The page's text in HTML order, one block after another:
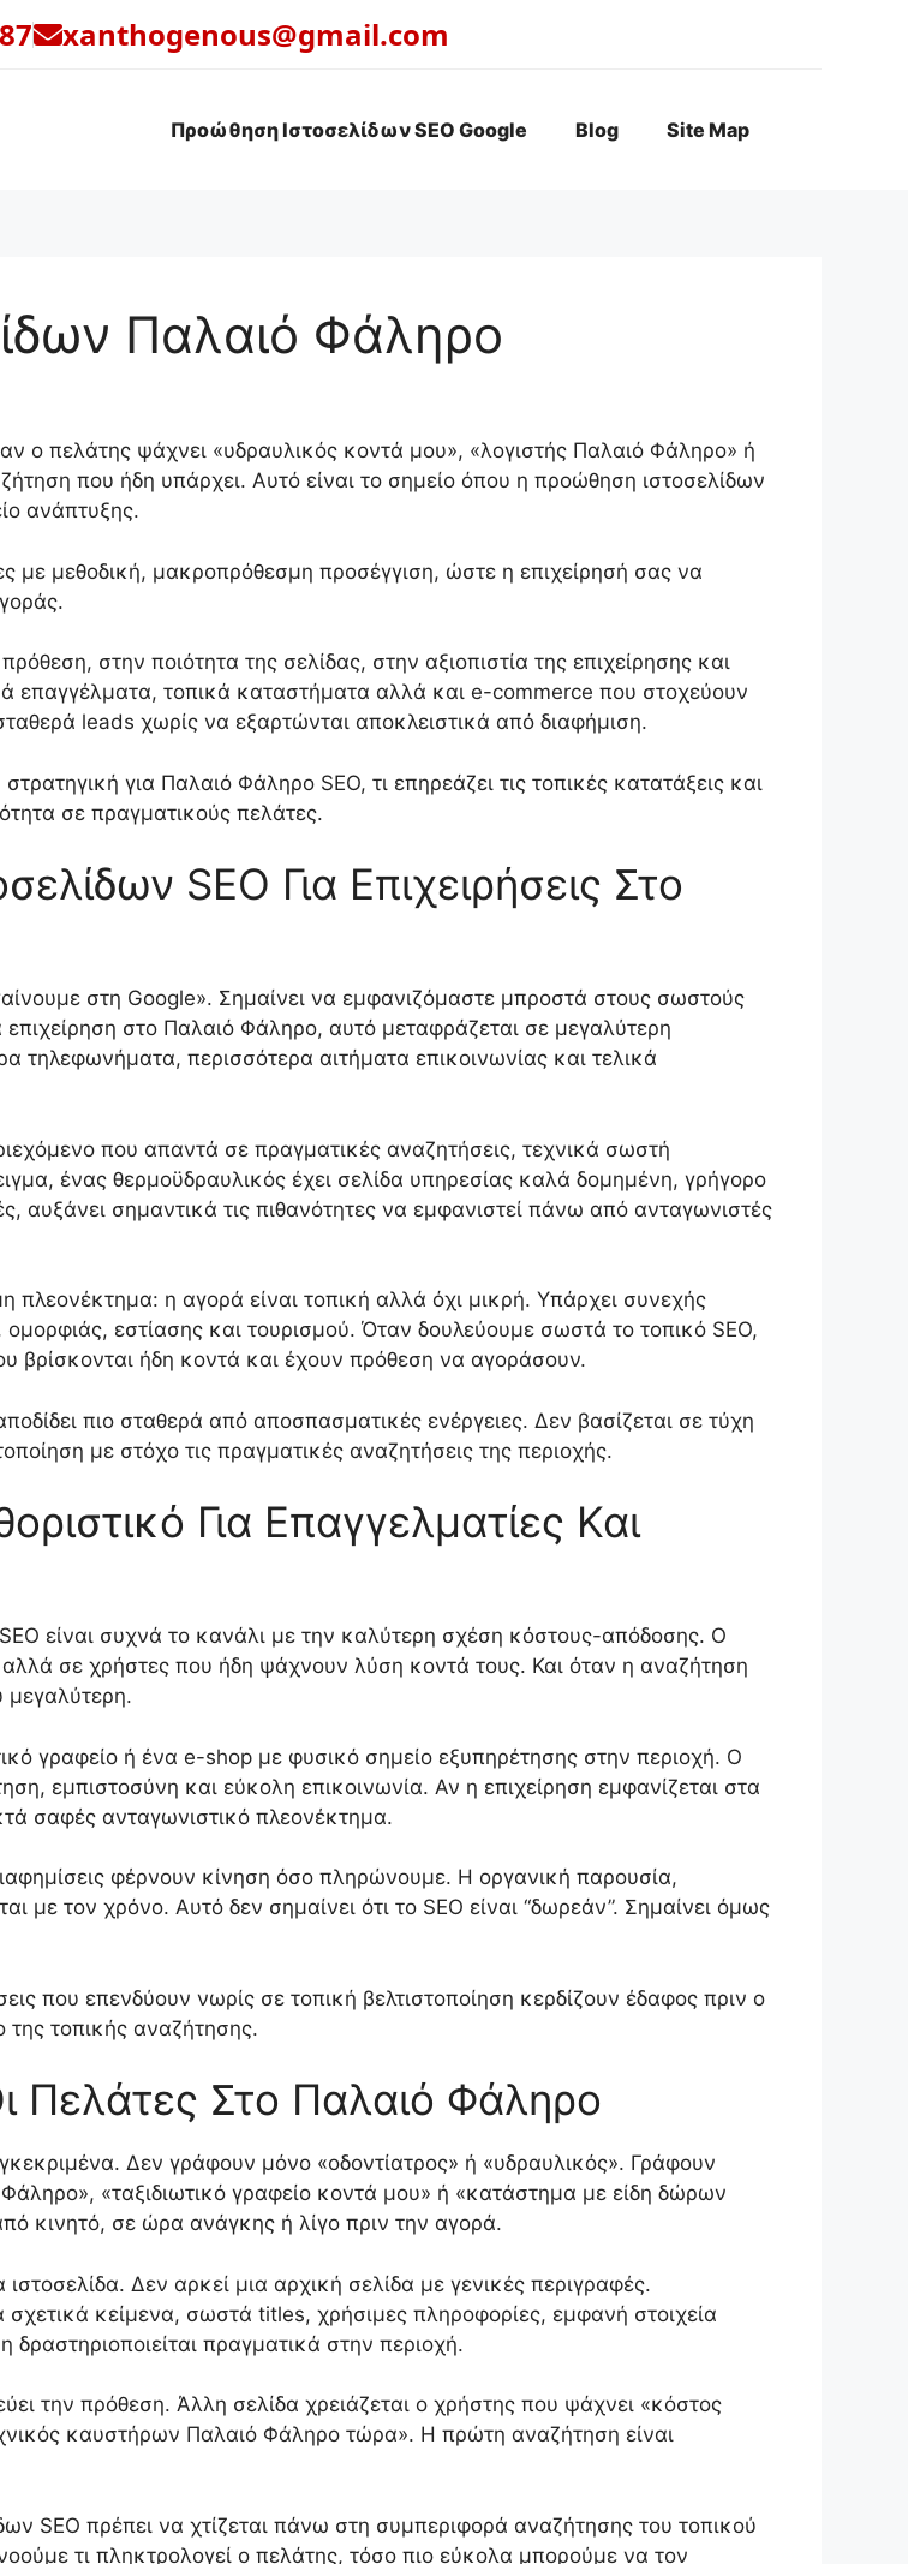
xanthogenous@gmail.com
Προώθηση Ιστοσελίδων SEO Google Blog Site Map
Παλαιό Φάληρο
ο πελάτης ψάχνει «υδραυλικός κοντά μου», «λογιστής Παλαιό Φάληρο» ή
που ήδη υπάρχει. Αυτό είναι το σημείο όπου η προώθηση ιστοσελίδων
ανάπτυξης.
με μεθοδική, μακροπρόθεσμη προσέγγιση, ώστε η επιχείρησή σας να
στην ποιότητα της σελίδας, στην αξιοπιστία της επιχείρησης και
επαγγέλματα, τοπικά καταστήματα αλλά και e-commerce που στοχεύουν
leads χωρίς να εξαρτώνται αποκλειστικά από διαφήμιση.
για Παλαιό Φάληρο SEO, τι επηρεάζει τις τοπικές κατατάξεις και
σε πραγματικούς πελάτες.
SEO Για Επιχειρήσεις Στο
στη Google». Σημαίνει να εμφανιζόμαστε μπροστά στους σωστούς
στο Παλαιό Φάληρο, αυτό μεταφράζεται σε μεγαλύτερη
τηλεφωνήματα, περισσότερα αιτήματα επικοινωνίας και τελικά
που απαντά σε πραγματικές αναζητήσεις, τεχνικά σωστή
ένας θερμοϋδραυλικός έχει σελίδα υπηρεσίας καλά δομημένη, γρήγορο
αυξάνει σημαντικά τις πιθανότητες να εμφανιστεί πάνω από ανταγωνιστές
πλεονέκτημα: η αγορά είναι τοπική αλλά όχι μικρή. Υπάρχει συνεχής
εστίασης και τουρισμού. Όταν δουλεύουμε σωστά το τοπικό SEO,
βρίσκονται ήδη κοντά και έχουν πρόθεση να αγοράσουν.
πιο σταθερά από αποσπασματικές ενέργειες. Δεν βασίζεται σε τύχη
με στόχο τις πραγματικές αναζητήσεις της περιοχής.
Για Επαγγελματίες Και
είναι συχνά το κανάλι με την καλύτερη σχέση κόστους-απόδοσης. Ο
σε χρήστες που ήδη ψάχνουν λύση κοντά τους. Και όταν η αναζήτηση
μεγαλύτερη.
γραφείο ή ένα e-shop με φυσικό σημείο εξυπηρέτησης στην περιοχή. Ο
εμπιστοσύνη και εύκολη επικοινωνία. Αν η επιχείρηση εμφανίζεται στα
σαφές ανταγωνιστικό πλεονέκτημα.
φέρνουν κίνηση όσο πληρώνουμε. Η οργανική παρουσία,
με τον χρόνο. Αυτό δεν σημαίνει ότι το SEO είναι “δωρεάν”. Σημαίνει όμως
που επενδύουν νωρίς σε τοπική βελτιστοποίηση κερδίζουν έδαφος πριν ο
της τοπικής αναζήτησης.
Πελάτες Στο Παλαιό Φάληρο
Δεν γράφουν μόνο «οδοντίατρος» ή «υδραυλικός». Γράφουν
«ταξιδιωτικό γραφείο κοντά μου» ή «κατάστημα με είδη δώρων
κινητό, σε ώρα ανάγκης ή λίγο πριν την αγορά.
Δεν αρκεί μια αρχική σελίδα με γενικές περιγραφές.
κείμενα, σωστά titles, χρήσιμες πληροφορίες, εμφανή στοιχεία
δραστηριοποιείται πραγματικά στην περιοχή.
την πρόθεση. Άλλη σελίδα χρειάζεται ο χρήστης που ψάχνει «κόστος
καυστήρων Παλαιό Φάληρο τώρα». Η πρώτη αναζήτηση είναι
SEO πρέπει να χτίζεται πάνω στη συμπεριφορά αναζήτησης του τοπικού
τι πληκτρολογεί ο πελάτης, τόσο πιο εύκολα μπορούμε να τον